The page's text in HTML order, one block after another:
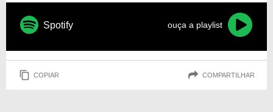
Spotify ouça a playlist
COPIAR COMPARTILHAR